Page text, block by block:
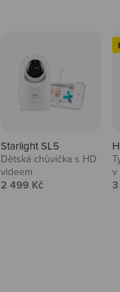
Starlight SL5
Dětská chůvička s HD
videem
Prodejní cena
2 499 Kč
v
Domácnost
Vysavače,